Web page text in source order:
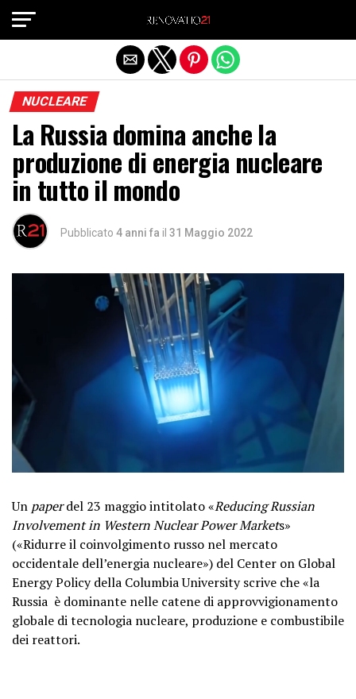
NUCLEARE
La Russia domina anche la
produzione di energia nucleare
in tutto il mondo
Pubblicato 4 anni fa il 31 Maggio 2022
Un paperdel 23 maggio intitolato «Reducing Russian
Involvement in Western Nuclear Power Markets»
(«Ridurre il coinvolgimento russo nel mercato
occidentale dell’energia nucleare») del Center on Global
Energy Policy della Columbia University scrive che «la
Russia è dominante nelle catene di approvvigionamento
globale di tecnologia nucleare, produzione e combustibile
dei reattori.
Exit mobile version